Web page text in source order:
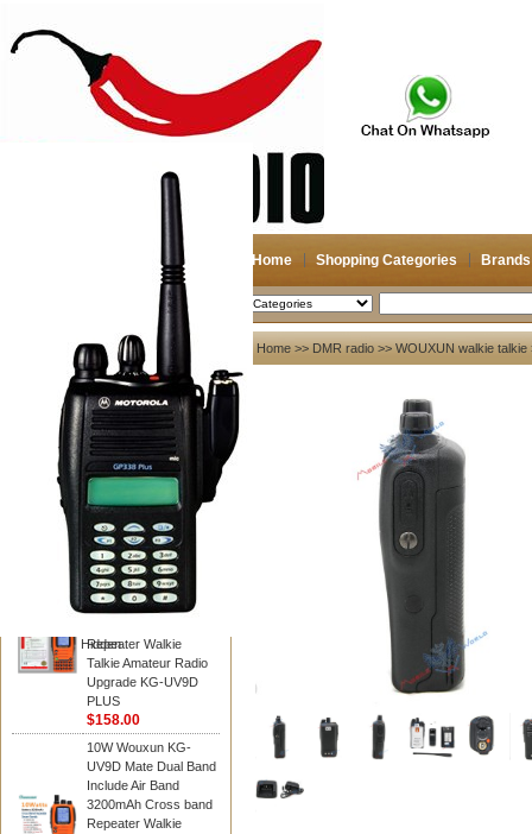
Home Shopping Categories Brands
2026-08-08 Search
Hidden
My account
Register
Login
Shopping Cart(0)
Compare Now(0)
Your Recent History
WOUXUN walkie talkie
10W Wouxun KG-
UV9D Mate Dual Band
Include Air Band
Repeater Walkie
Talkie Amateur Radio
Upgrade KG-UV9D
PLUS
$158.00
10W Wouxun KG-
UV9D Mate Dual Band
Include Air Band
3200mAh Cross band
Repeater Walkie
Home >> DMR radio >> WOUXUN walkie talkie